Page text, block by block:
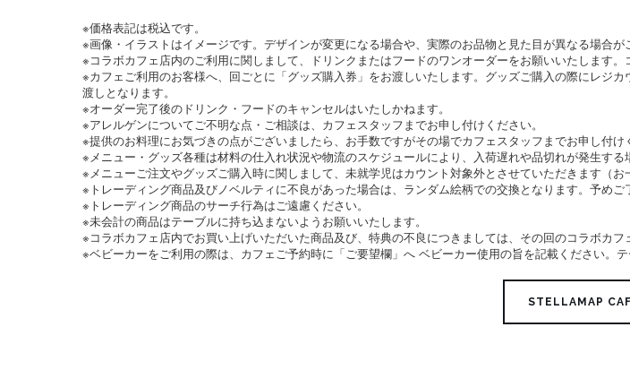
※価格表記は税込です。
※画像・イラストはイメージです。デザインが変更になる場合や、実際のお品物と見た目が異なる場合が
※コラボカフェ店内のご利用に関しまして、ドリンクまたはフードのワンオーダーをお願いいたします。
※カフェご利用のお客様へ、回ごとに「グッズ購入券」をお渡しいたします。グッズご購入の際にレジ
渡しとなります。
※オーダー完了後のドリンク・フードのキャンセルはいたしかねます。
※アレルゲンについてご不明な点・ご相談は、カフェスタッフまでお申し付けください。
※提供のお料理にお気づきの点がございましたら、お手数ですがその場でカフェスタッフまでお申し付け
※メニュー・グッズ各種は材料の仕入れ状況や物流のスケジュールにより、入荷遅れや品切れが発生する
※メニューご注文やグッズご購入時に関しまして、未就学児はカウント対象外とさせていただきます（お
※トレーディング商品及びノベルティに不良があった場合は、ランダム絵柄での交換となります。予め
※トレーディング商品のサーチ行為はご遠慮ください。
※未会計の商品はテーブルに持ち込まないようお願いいたします。
※コラボカフェ店内でお買い上げいただいた商品及び、特典の不良につきましては、その回のコラボカ
※ベビーカーをご利用の際は、カフェご予約時に「ご要望欄」へ ベビーカー使用の旨を記載ください。
STELLAMAP